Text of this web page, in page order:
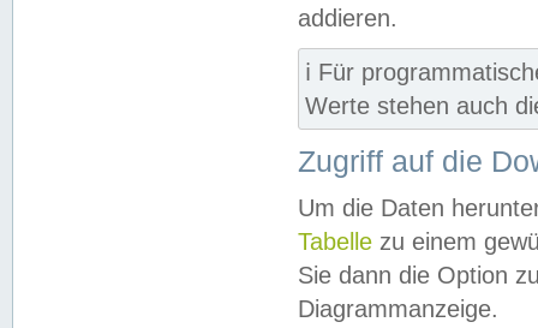
addieren.
ℹ️ Für
Werte stehen auch
Zugriff auf die
Um die Daten
Tabelle zu einem
Sie dann die Option
Diagrammanzeige.